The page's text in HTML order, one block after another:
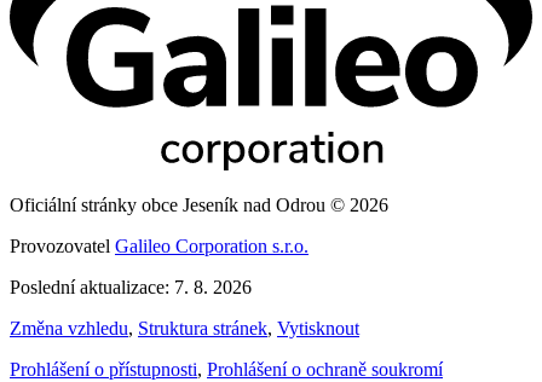
Oficiální stránky obce Jeseník nad Odrou © 2026
Provozovatel Galileo Corporation s.r.o.
Poslední aktualizace: 7. 8. 2026
Změna vzhledu, Struktura stránek, Vytisknout
Prohlášení o přístupnosti, Prohlášení o ochraně soukromí